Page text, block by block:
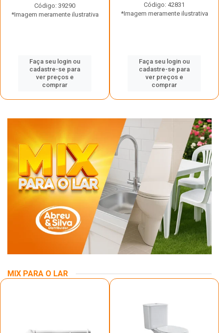
Código: 39290
*Imagem meramente ilustrativa
Faça seu login ou
cadastre-se para
ver preços e
comprar
Código: 42831
*Imagem meramente ilustrativa
Faça seu login ou
cadastre-se para
ver preços e
comprar
MIX PARA O LAR